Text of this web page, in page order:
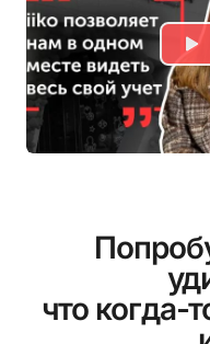
что когда-